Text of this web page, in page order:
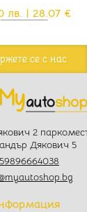
лв. | 28.07 €
се с нас
2
Дякович 5